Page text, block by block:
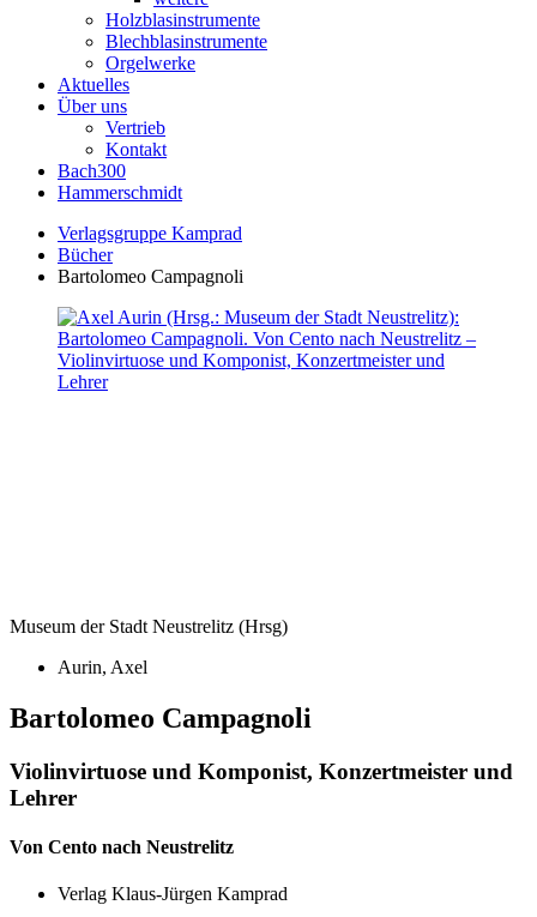
Holzblasinstrumente
Blechblasinstrumente
Orgelwerke
Aktuelles
Über uns
Vertrieb
Kontakt
Bach300
Hammerschmidt
Verlagsgruppe Kamprad
Bücher
Bartolomeo Campagnoli
Museum der Stadt Neustrelitz (Hrsg)
Aurin, Axel
Bartolomeo Campagnoli
Violinvirtuose und Komponist, Konzertmeister und
Lehrer
Von Cento nach Neustrelitz
Verlag Klaus-Jürgen Kamprad